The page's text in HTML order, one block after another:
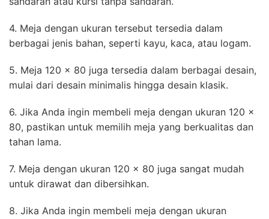
4. Meja dengan ukuran tersebut tersedia dalam
berbagai jenis bahan, seperti kayu, kaca, atau logam.
5. Meja 120 x 80 juga tersedia dalam berbagai desain,
mulai dari desain minimalis hingga desain klasik.
6. Jika Anda ingin membeli meja dengan ukuran 120 x
80, pastikan untuk memilih meja yang berkualitas dan
tahan lama.
7. Meja dengan ukuran 120 x 80 juga sangat mudah
untuk dirawat dan dibersihkan.
8. Jika Anda ingin membeli meja dengan ukuran